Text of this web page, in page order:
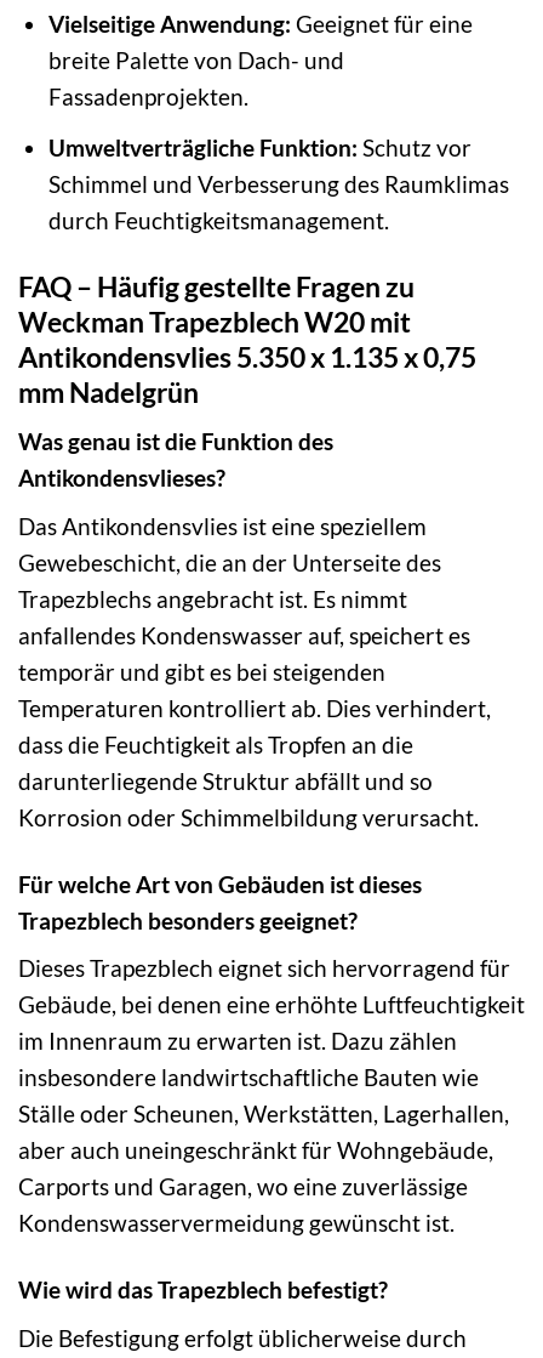
Vielseitige Anwendung: Geeignet für eine
breite Palette von Dach- und
Fassadenprojekten.
Umweltverträgliche Funktion: Schutz vor
Schimmel und Verbesserung des Raumklimas
durch Feuchtigkeitsmanagement.
FAQ – Häufig gestellte Fragen zu
Weckman Trapezblech W20 mit
Antikondensvlies 5.350 x 1.135 x 0,75
mm Nadelgrün
Was genau ist die Funktion des
Antikondensvlieses?
Das Antikondensvlies ist eine speziellem
Gewebeschicht, die an der Unterseite des
Trapezblechs angebracht ist. Es nimmt
anfallendes Kondenswasser auf, speichert es
temporär und gibt es bei steigenden
Temperaturen kontrolliert ab. Dies verhindert,
dass die Feuchtigkeit als Tropfen an die
darunterliegende Struktur abfällt und so
Korrosion oder Schimmelbildung verursacht.
Für welche Art von Gebäuden ist dieses
Trapezblech besonders geeignet?
Dieses Trapezblech eignet sich hervorragend für
Gebäude, bei denen eine erhöhte Luftfeuchtigkeit
im Innenraum zu erwarten ist. Dazu zählen
insbesondere landwirtschaftliche Bauten wie
Ställe oder Scheunen, Werkstätten, Lagerhallen,
aber auch uneingeschränkt für Wohngebäude,
Carports und Garagen, wo eine zuverlässige
Kondenswasservermeidung gewünscht ist.
Wie wird das Trapezblech befestigt?
Die Befestigung erfolgt üblicherweise durch